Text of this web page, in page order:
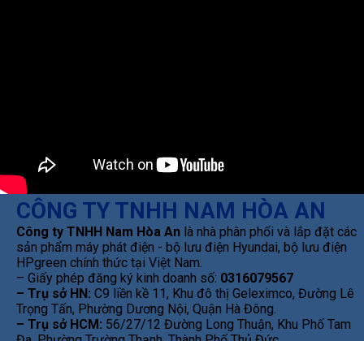
CÔNG TY TNHH NAM HÒA AN
Công ty TNHH Nam Hòa An là nhà phân phối và lắp đặt các
sản phẩm máy phát điện - bộ lưu điện Hyundai, bộ lưu điện
HPgreen chính thức tại Việt Nam.
– Giấy phép đăng ký kinh doanh số: 0316079567
– Trụ sở HN: C9 liền kề 11, Khu đô thị Geleximco, Đường Lê
Trọng Tấn, Phường Dương Nội, Quận Hà Đông.
– Trụ sở HCM: 56/27/12 Đường Long Thuận, Khu Phố Tam